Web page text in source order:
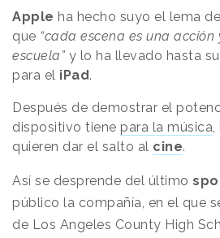
Apple ha hecho suyo el lema
que “cada escena es una
escuela”y lo ha llevado hasta
para el iPad.
Después de demostrar el
dispositivo tiene para la música,
quieren dar el salto al cine.
Así se desprende del último
público la compañía, en el que
de Los Angeles County High